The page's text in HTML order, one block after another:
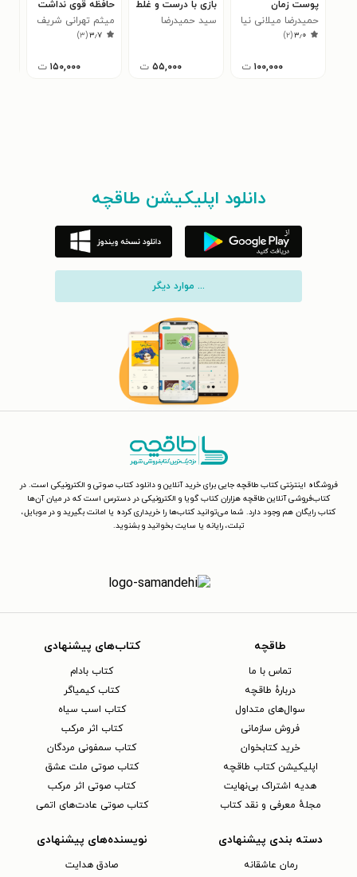
پوست زمان
حمیدرضا میلانی نیا
۳٫۰(۲)
۱۰۰,۰۰۰ ت
بازی با درست و غلط
کلمه ها
سید حمیدرضا
۵۵,۰۰۰ ت
حافظه قوی نداشت
میثم تهرانی شریف
۳٫۷(۳)
۱۵۰,۰۰۰ ت
دانلود اپلیکیشن طاقچه
... موارد دیگر
فروشگاه اینترنتی کتاب طاقچه جایی برای خرید آنلاین و دانلود کتاب صوتی و الکترونیکی است. در
کتاب‌فروشی آنلاین طاقچه هزاران کتاب گویا و الکترونیکی در دسترس است که در میان آن‌ها
کتاب رایگان هم وجود دارد. شما می‌توانید کتاب‌ها را خریداری کرده یا امانت بگیرید و در موبایل،
تبلت، رایانه یا سایت بخوانید و بشنوید.
طاقچه
تماس با ما
دربارهٔ طاقچه
سوال‌های متداول
فروش سازمانی
خرید کتابخوان
اپلیکیشن کتاب طاقچه
هدیه اشتراک بی‌نهایت
مجلهٔ معرفی و نقد کتاب
کتاب‌های پیشنهادی
کتاب بادام
کتاب کیمیاگر
کتاب اسب سیاه
کتاب اثر مرکب
کتاب سمفونی مردگان
کتاب صوتی ملت عشق
کتاب صوتی اثر مرکب
کتاب صوتی عادت‌های اتمی
دسته بندی پیشنهادی
رمان عاشقانه
نویسنده‌های پیشنهادی
صادق هدایت